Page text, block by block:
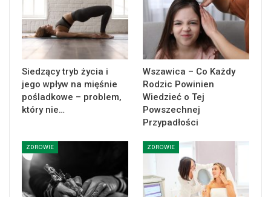
Siedzący tryb życia i
jego wpływ na mięśnie
pośladkowe – problem,
który nie…
Wszawica – Co Każdy
Rodzic Powinien
Wiedzieć o Tej
Powszechnej
Przypadłości
ZDROWIE ZDROWIE